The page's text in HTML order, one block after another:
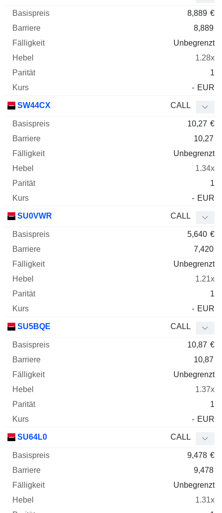
8,889 €
8,889
Unbegrenzt
1.28x
1
- EUR
SW44CX CALL
10,27 €
10,27
Unbegrenzt
1.34x
1
- EUR
SU0VWR CALL
5,640 €
7,420
Unbegrenzt
1.21x
1
- EUR
SU5BQE CALL
10,87 €
10,87
Unbegrenzt
1.37x
1
- EUR
SU64L0 CALL
9,478 €
9,478
Unbegrenzt
1.31x